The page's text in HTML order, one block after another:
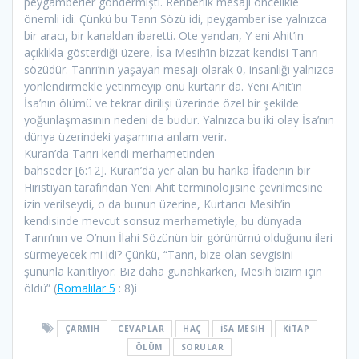
önemli idi. Çünkü bu Tanrı Sözü idi, peygamber ise yalnızca
bir aracı, bir kanaldan ibaretti. Öte yandan, Y eni Ahit’in
açıklıkla gösterdiği üzere, İsa Mesih’in bizzat kendisi Tanrı
sözüdür. Tanrı’nın yaşayan mesajı olarak 0, insanlığı yalnızca
yönlendirmekle yetinmeyip onu kurtarır da. Yeni Ahit’in
İsa’nın ölümü ve tekrar dirilişi üzerinde özel bir şekilde
yoğunlaşmasının nedeni de budur. Yalnızca bu iki olay İsa’nın
dünya üzerindeki yaşamına anlam verir.
Kuran’da Tanrı kendi merhametinden
bahseder [6:12]. Kuran’da yer alan bu harika İfadenin bir
Hıristiyan tarafından Yeni Ahit terminolojisine çevrilmesine
izin verilseydi, o da bunun üzerine, Kurtarıcı Mesih’in
kendisinde mevcut sonsuz merhametiyle, bu dünyada
Tanrı’nın ve O’nun İlahi Sözünün bir görünümü olduğunu ileri
sürmeyecek mi idi? Çünkü, “Tanrı, bize olan sevgisini
şununla kanıtlıyor: Biz daha günahkarken, Mesih bizim için
öldü” (Romalılar 5 : 8)i
ÇARMIH CEVAPLAR HAÇ İSA MESIH
KITAP
ÖLÜM
SORULAR